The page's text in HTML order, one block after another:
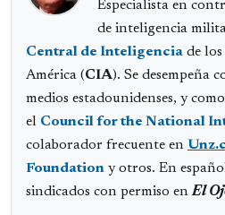
Especialista en
de inteligencia
Central de Inteligencia de
América (CIA). Se desempeña
medios estadounidenses, y
el Council for the National
colaborador frecuente en
Foundation y otros. En
sindicados con permiso enEl